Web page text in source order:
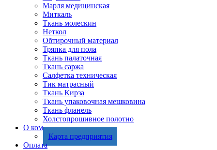
Марля медицинская
Миткаль
Ткань молескин
Неткол
Обтирочный материал
Тряпка для пола
Ткань палаточная
Ткань саржа
Салфетка техническая
Тик матрасный
Ткань Кирза
Ткань упаковочная мешковина
Ткань фланель
Холстопрошивное полотно
О компании
Карта предприятия
Оплата